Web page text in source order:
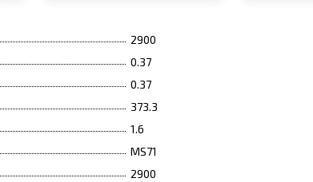
2900
0.37
0.37
373.3
1.6
MS71
2900